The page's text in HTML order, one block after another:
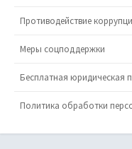
Противодействие
Меры соцподдержки
Бесплатная юридическая
Политика обработки